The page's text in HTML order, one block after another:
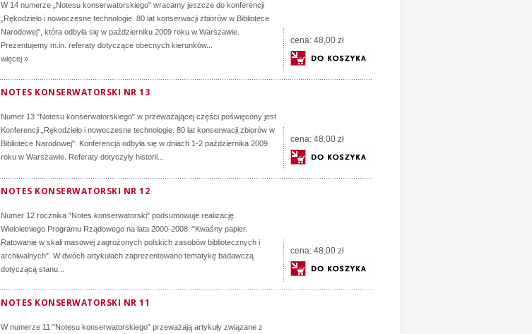
W 14 numerze „Notesu konserwatorskiego" wracamy jeszcze do konferencji
„Rękodzieło i nowoczesne technologie. 80 lat konserwacji zbiorów w Bibliotece
Narodowej", która odbyła się w październiku 2009 roku w Warszawie.
Prezentujemy m.in. referaty dotyczące obecnych kierunków...
więcej »
cena: 48,00 zł
NOTES KONSERWATORSKI NR 13
Numer 13 "Notesu konserwatorskiego" w przeważającej części poświęcony jest
Konferencji „Rękodzieło i nowoczesne technologie. 80 lat konserwacji zbiorów w
Bibliotece Narodowej". Konferencja odbyła się w dniach 1-2 października 2009
roku w Warszawie. Referaty dotyczyły historii...
cena: 48,00 zł
NOTES KONSERWATORSKI NR 12
Numer 12 rocznika "Notes konserwatorski" podsumowuje realizację
Wieloletniego Programu Rządowego na lata 2000-2008: "Kwaśny papier.
Ratowanie w skali masowej zagrożonych polskich zasobów bibliotecznych i
archiwalnych". W dwóch artykułach zaprezentowano tematykę badawczą
dotyczącą stanu...
cena: 48,00 zł
NOTES KONSERWATORSKI NR 11
W numerze 11 "Notesu konserwatorskiego" przeważają artykuły związane z